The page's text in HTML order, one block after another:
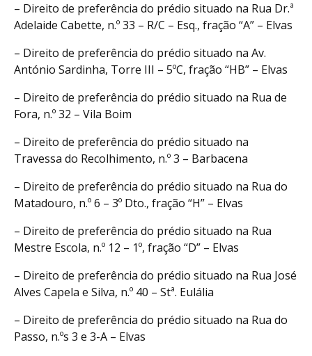
– Direito de preferência do prédio situado na Rua Dr.ª
Adelaide Cabette, n.º 33 – R/C – Esq., fração “A” – Elvas
– Direito de preferência do prédio situado na Av.
António Sardinha, Torre III – 5ºC, fração “HB” – Elvas
– Direito de preferência do prédio situado na Rua de
Fora, n.º 32 – Vila Boim
– Direito de preferência do prédio situado na
Travessa do Recolhimento, n.º 3 – Barbacena
– Direito de preferência do prédio situado na Rua do
Matadouro, n.º 6 – 3º Dto., fração “H” – Elvas
– Direito de preferência do prédio situado na Rua
Mestre Escola, n.º 12 – 1º, fração “D” – Elvas
– Direito de preferência do prédio situado na Rua José
Alves Capela e Silva, n.º 40 – Stª. Eulália
– Direito de preferência do prédio situado na Rua do
Passo, n.ºs 3 e 3-A – Elvas